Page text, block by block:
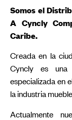
Somos el
A Cyncly
Caribe.
Creada en la
Cyncly es una
especializada en
la industria
Actualmente